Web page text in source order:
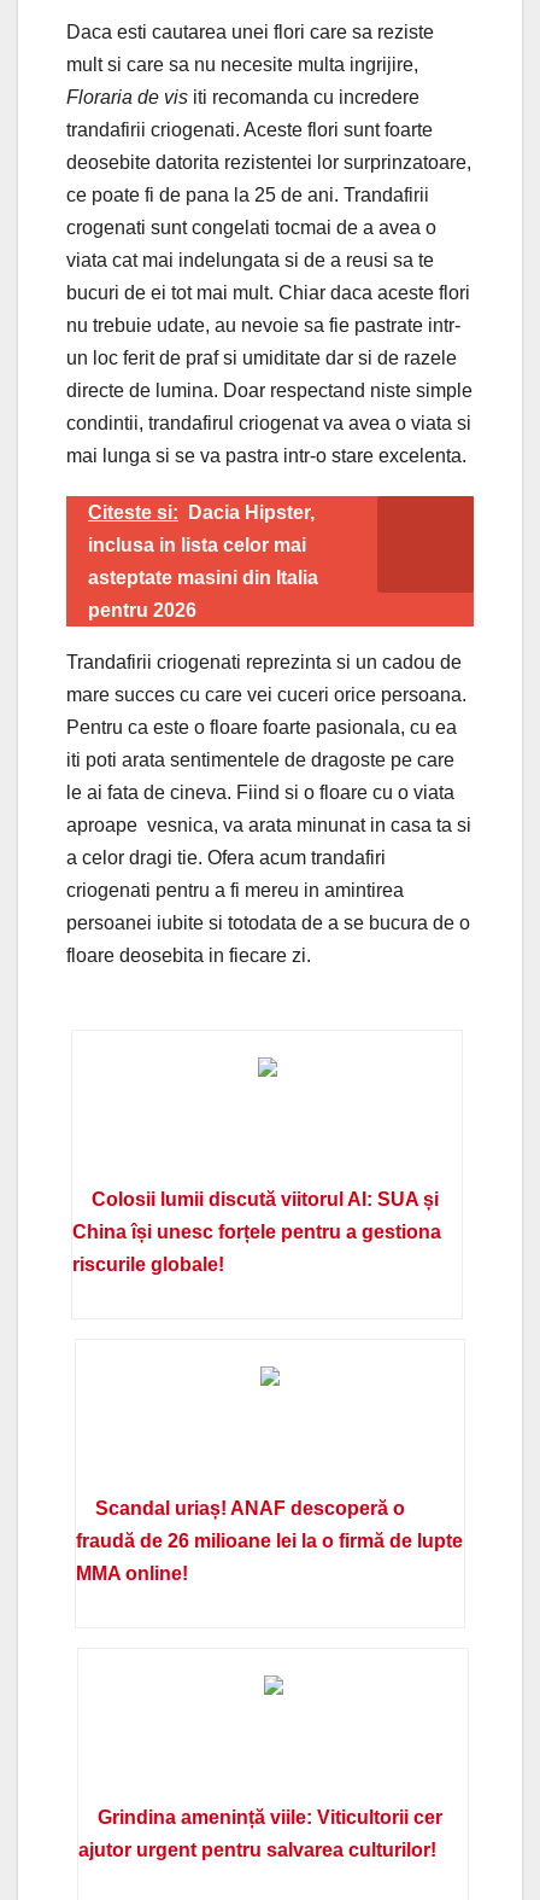
Daca esti cautarea unei flori care sa reziste
mult si care sa nu necesite multa ingrijire,
Floraria de vis iti recomanda cu incredere
trandafirii criogenati. Aceste flori sunt foarte
deosebite datorita rezistentei lor surprinzatoare,
ce poate fi de pana la 25 de ani. Trandafirii
crogenati sunt congelati tocmai de a avea o
viata cat mai indelungata si de a reusi sa te
bucuri de ei tot mai mult. Chiar daca aceste flori
nu trebuie udate, au nevoie sa fie pastrate intr-
un loc ferit de praf si umiditate dar si de razele
directe de lumina. Doar respectand niste simple
condintii, trandafirul criogenat va avea o viata si
mai lunga si se va pastra intr-o stare excelenta.
Citeste si:
Dacia Hipster,
inclusa in lista celor mai
asteptate masini din Italia
pentru 2026
Trandafirii criogenati reprezinta si un cadou de
mare succes cu care vei cuceri orice persoana.
Pentru ca este o floare foarte pasionala, cu ea
iti poti arata sentimentele de dragoste pe care
le ai fata de cineva. Fiind si o floare cu o viata
aproape vesnica, va arata minunat in casa ta si
a celor dragi tie. Ofera acum trandafiri
criogenati pentru a fi mereu in amintirea
persoanei iubite si totodata de a se bucura de o
floare deosebita in fiecare zi.
Colosii lumii discută viitorul AI: SUA și
China își unesc forțele pentru a gestiona
riscurile globale!
Scandal uriaș! ANAF descoperă o
fraudă de 26 milioane lei la o firmă de lupte
MMA online!
Grindina amenință viile: Viticultorii cer
ajutor urgent pentru salvarea culturilor!